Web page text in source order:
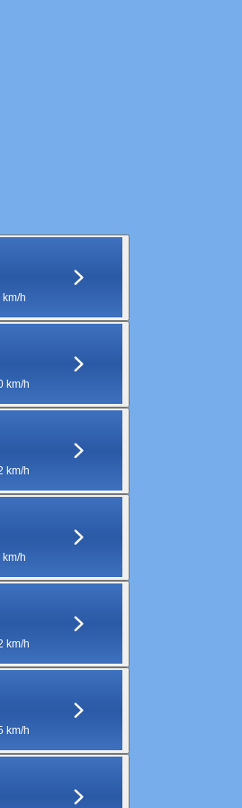
km/h
km/h
km/h
km/h
km/h
km/h